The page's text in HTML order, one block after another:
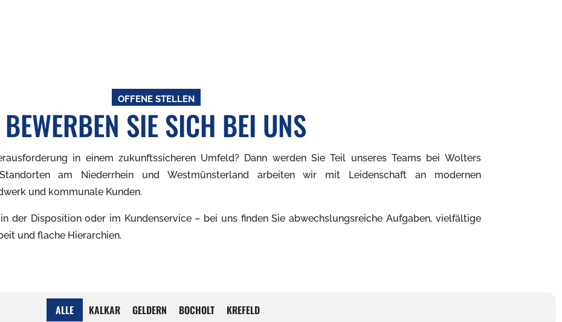
OFFENE STELLEN
BEWERBEN SIE SICH BEI UNS
in einem zukunftssicheren Umfeld? Dann werden Sie Teil unseres Teams bei Wolters
am Niederrhein und Westmünsterland arbeiten wir mit Leidenschaft an modernen
und kommunale Kunden.
der Disposition oder im Kundenservice – bei uns finden Sie abwechslungsreiche Aufgaben, vielfältige
und flache Hierarchien.
ALLE KALKAR GELDERN BOCHOLT KREFELD